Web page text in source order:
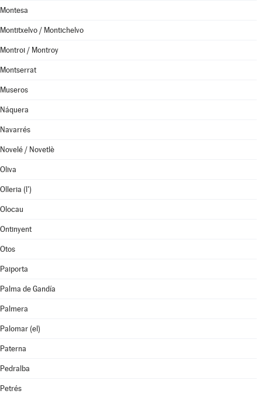
Montesa
Montitxelvo / Montichelvo
Montroi / Montroy
Montserrat
Museros
Náquera
Navarrés
Novelé / Novetlè
Oliva
Olleria (l')
Olocau
Ontinyent
Otos
Paiporta
Palma de Gandía
Palmera
Palomar (el)
Paterna
Pedralba
Petrés